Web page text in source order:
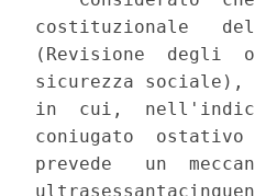
costituzionale
(Revisione  degli
sicurezza
in  cui,
coniugato  ostativo
prevede   un